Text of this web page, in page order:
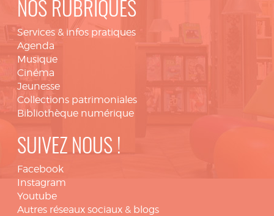
NOS RUBRIQUES
Services & infos pratiques
Agenda
Musique
Cinéma
Jeunesse
Collections patrimoniales
Bibliothèque numérique
SUIVEZ NOUS !
Facebook
Instagram
Youtube
Autres réseaux sociaux & blogs